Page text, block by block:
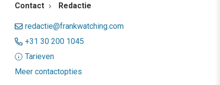
Contact Redactie
redactie@frankwatching.com
+31 30 200 1045
Tarieven
Meer contactopties